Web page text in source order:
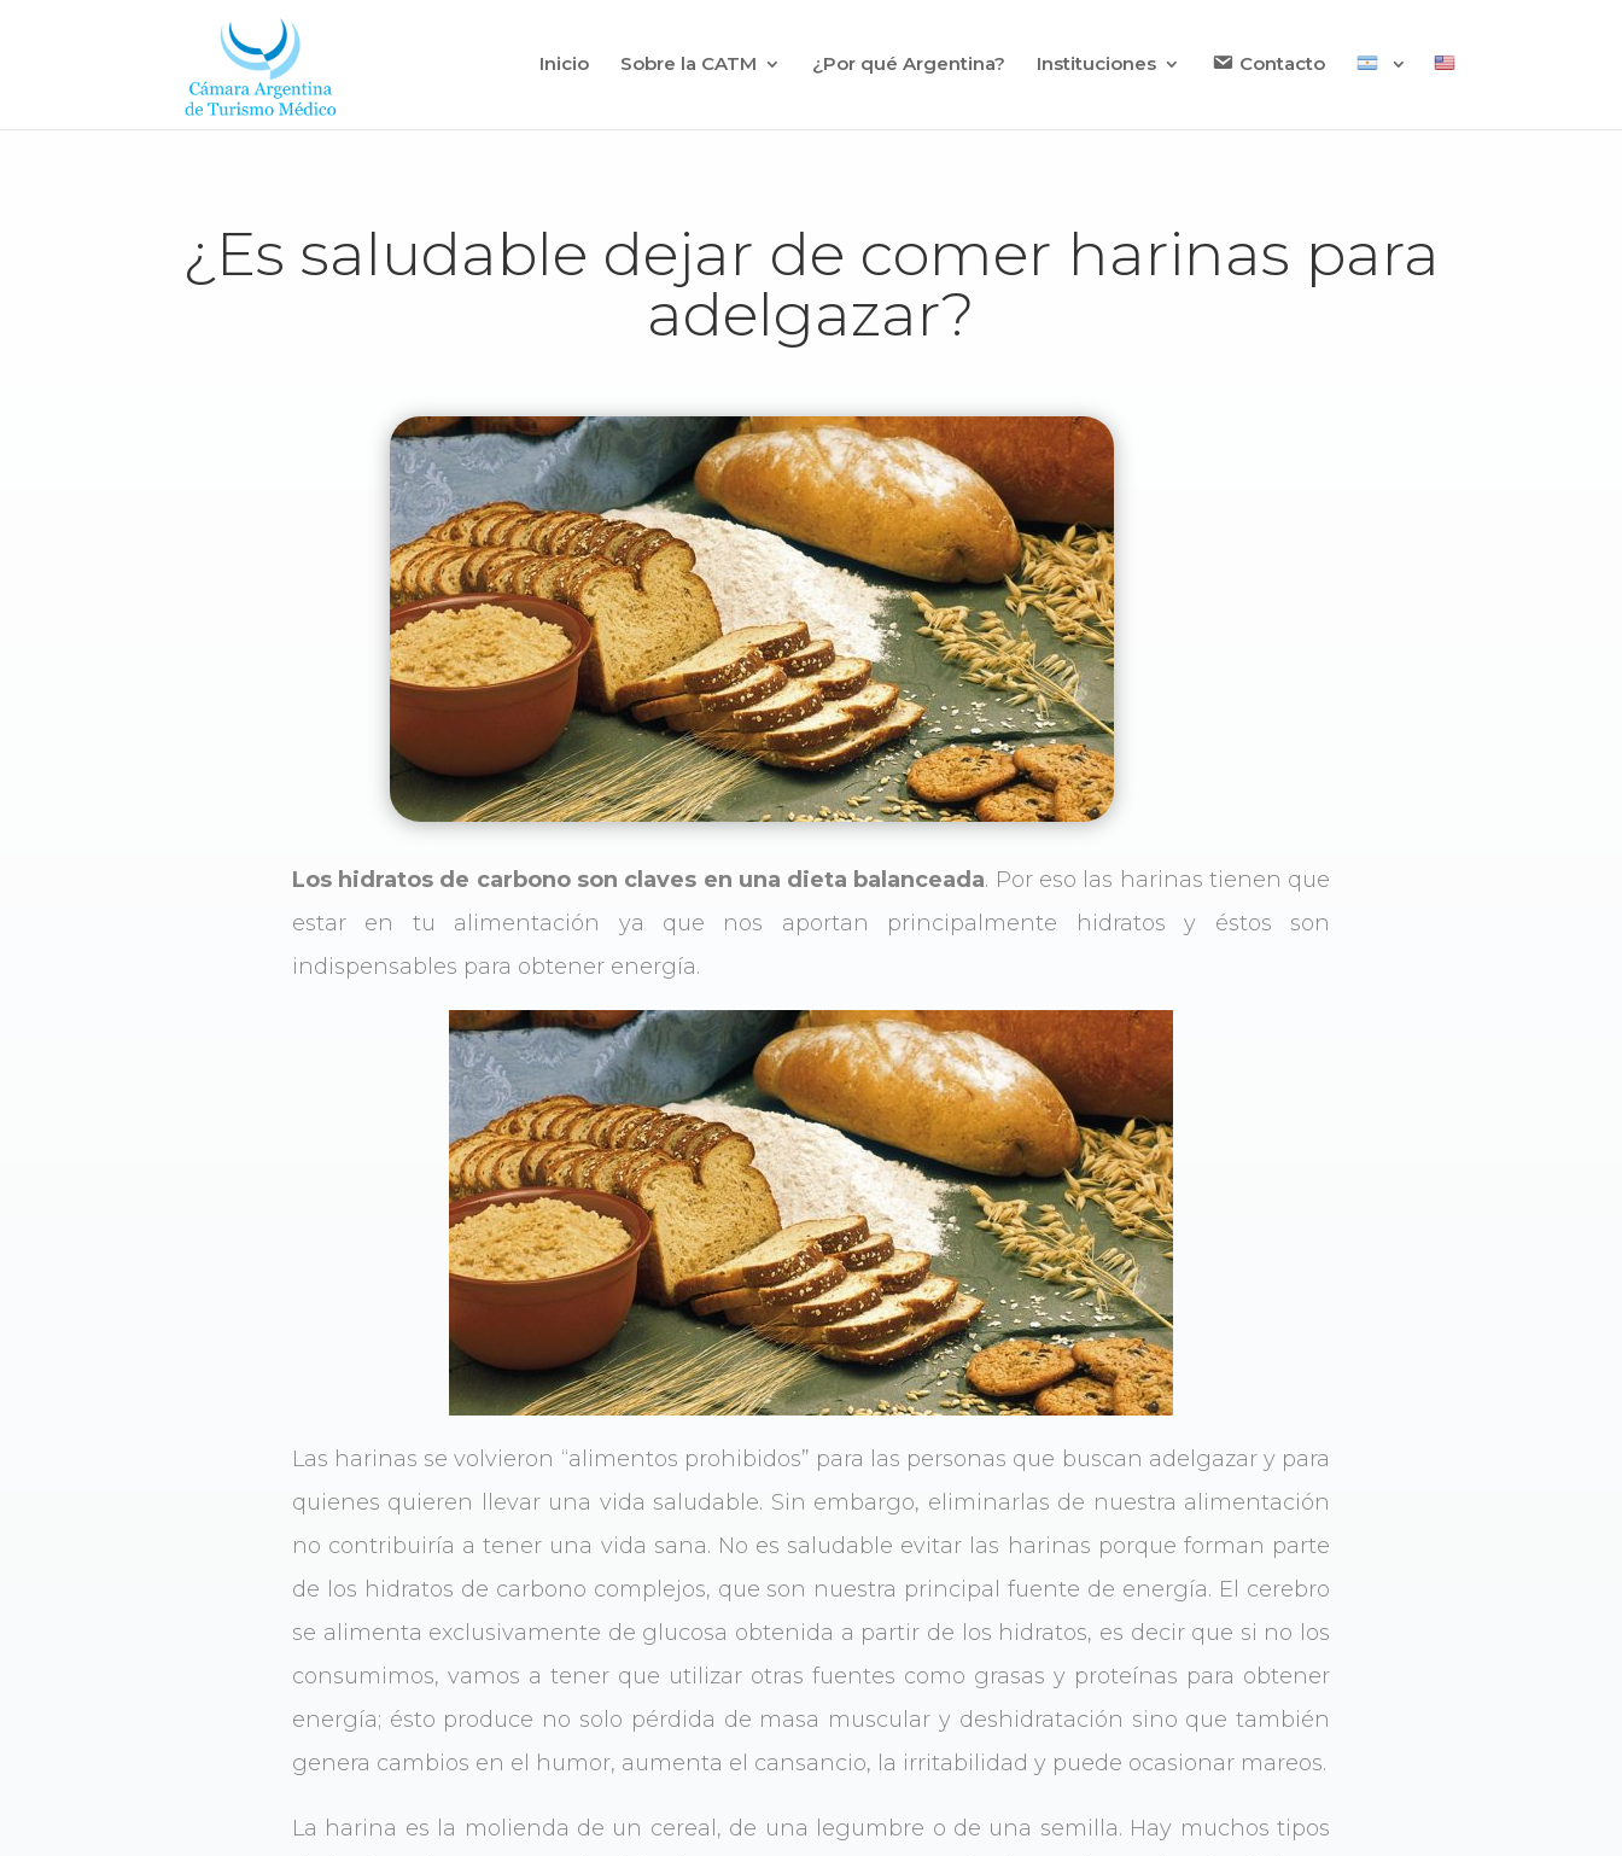
Inicio Sobre la CATM ¿Por qué Argentina? Instituciones Contacto
¿Es saludable dejar de comer harinas para
adelgazar?
Los hidratos de carbono son claves en una dieta balanceada. Por eso las harinas tienen que
estar en tu alimentación ya que nos aportan principalmente hidratos y éstos son
indispensables para obtener energía.
Las harinas se volvieron “alimentos prohibidos” para las personas que buscan adelgazar y para
quienes quieren llevar una vida saludable. Sin embargo, eliminarlas de nuestra alimentación
no contribuiría a tener una vida sana. No es saludable evitar las harinas porque forman parte
de los hidratos de carbono complejos, que son nuestra principal fuente de energía. El cerebro
se alimenta exclusivamente de glucosa obtenida a partir de los hidratos, es decir que si no los
consumimos, vamos a tener que utilizar otras fuentes como grasas y proteínas para obtener
energía; ésto produce no solo pérdida de masa muscular y deshidratación sino que también
genera cambios en el humor, aumenta el cansancio, la irritabilidad y puede ocasionar mareos.
La harina es la molienda de un cereal, de una legumbre o de una semilla. Hay muchos tipos